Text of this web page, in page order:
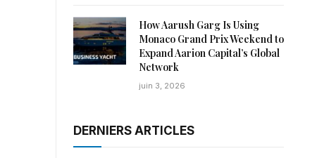
How Aarush Garg Is Using
Monaco Grand Prix Weekend to
Expand Aarion Capital’s Global
Network
juin 3, 2026
DERNIERS ARTICLES